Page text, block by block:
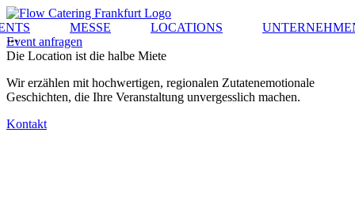
MESSE LOCATIONS
Event anfragen
Die Location ist die halbe Miete
Wir erzählen mit hochwertigen, regionalen Zutatenemotionale
Geschichten, die Ihre Veranstaltung unvergesslich machen.
Kontakt